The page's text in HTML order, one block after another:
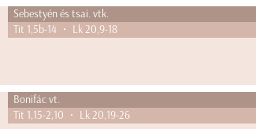
Sebestyén és tsai. vtk.
Tit 1,5b-14 • Lk 20,9-18
Bonifác vt.
Tit 1,15-2,10 • Lk 20,19-26